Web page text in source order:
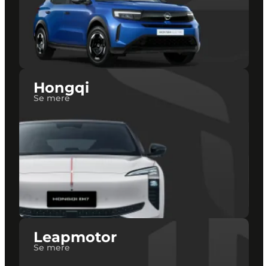
Hongqi
Se mere
Leapmotor
Se mere